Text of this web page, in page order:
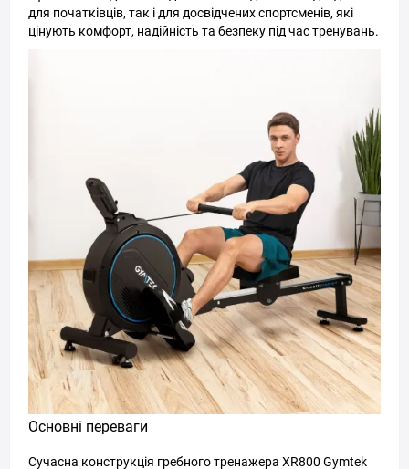
для початківців, так і для досвідчених спортсменів, які
цінують комфорт, надійність та безпеку під час тренувань.
Основні переваги
Сучасна конструкція гребного тренажера XR800 Gymtek